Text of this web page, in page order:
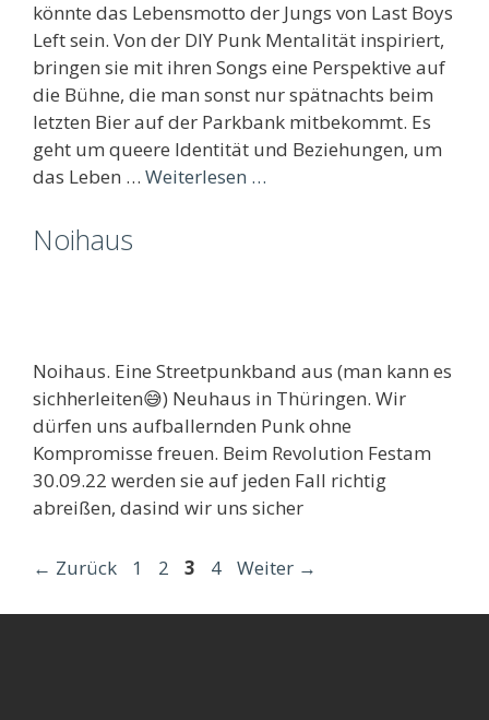
könnte das Lebensmotto der Jungs von Last Boys
Left sein. Von der DIY Punk Mentalität inspiriert,
bringen sie mit ihren Songs eine Perspektive auf
die Bühne, die man sonst nur spätnachts beim
letzten Bier auf der Parkbank mitbekommt. Es
geht um queere Identität und Beziehungen, um
das Leben … Weiterlesen …
Noihaus
Noihaus. Eine Streetpunkband aus (man kann es
sichherleiten😅) Neuhaus in Thüringen. Wir
dürfen uns aufballernden Punk ohne
Kompromisse freuen. Beim Revolution Festam
30.09.22 werden sie auf jeden Fall richtig
abreißen, dasind wir uns sicher
← Zurück Seite
1 Seite
2 Seite
3 Seite
4 Weiter →